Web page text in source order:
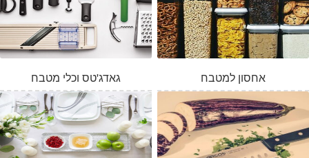
גאדג'טס וכלי מטבח אחסון למטבח